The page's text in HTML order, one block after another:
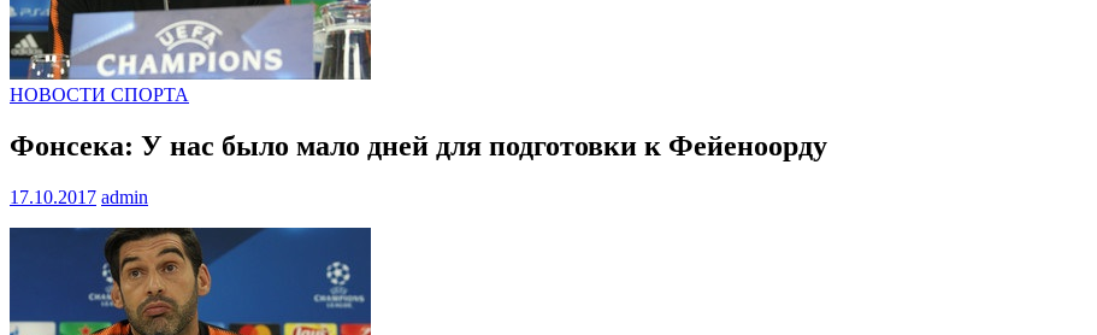
НОВОСТИ СПОРТА
Фонсека: У нас было мало дней для подготовки к Фейеноорду
17.10.2017 admin